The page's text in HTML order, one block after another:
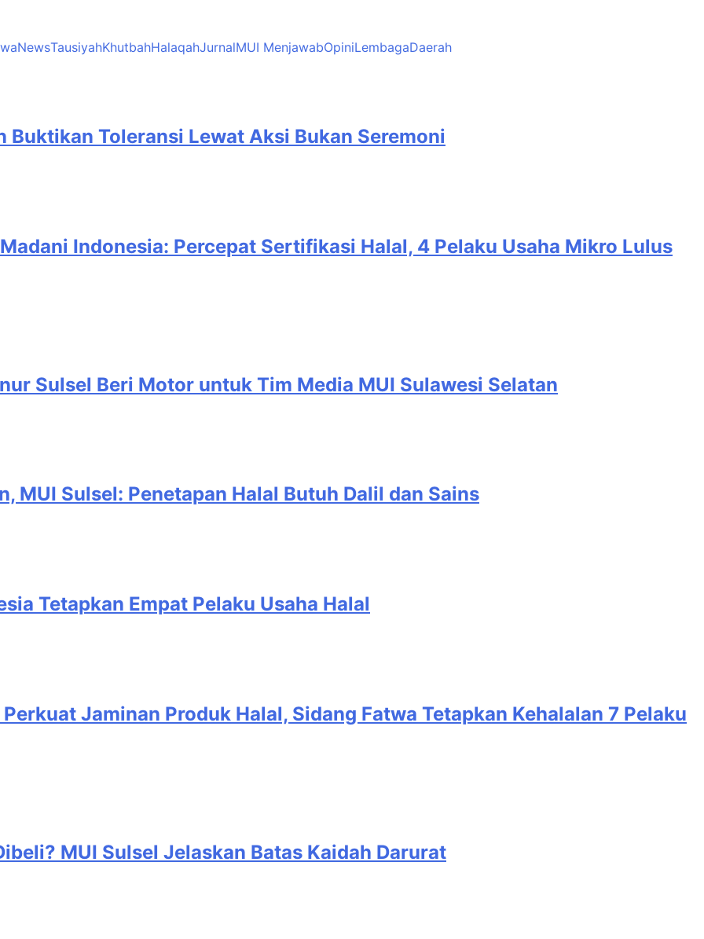
NewsTausiyahKhutbahHalaqahJurnalMUI MenjawabOpiniLembagaDaerah
Buktikan Toleransi Lewat Aksi Bukan Seremoni
Indonesia: Percepat Sertifikasi Halal, 4 Pelaku Usaha Mikro Lulus
Sulsel Beri Motor untuk Tim Media MUI Sulawesi Selatan
MUI Sulsel: Penetapan Halal Butuh Dalil dan Sains
Tetapkan Empat Pelaku Usaha Halal
Jaminan Produk Halal, Sidang Fatwa Tetapkan Kehalalan 7 Pelaku
MUI Sulsel Jelaskan Batas Kaidah Darurat